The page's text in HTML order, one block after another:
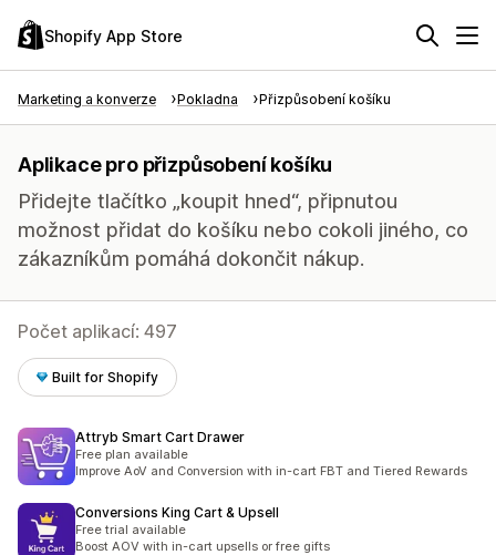
Shopify App Store
Marketing a konverze Pokladna Přizpůsobení košíku
Aplikace pro přizpůsobení košíku
Přidejte tlačítko „koupit hned“, připnutou
možnost přidat do košíku nebo cokoli jiného, co
zákazníkům pomáhá dokončit nákup.
Počet aplikací: 497
Built for Shopify
Attryb Smart Cart Drawer
Free plan available
Improve AoV and Conversion with in-cart FBT and Tiered Rewards
Conversions King Cart & Upsell
Free trial available
Boost AOV with in-cart upsells or free gifts